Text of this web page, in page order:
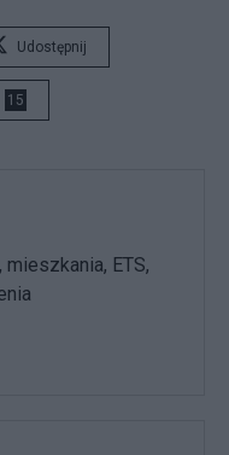
Udostępnij
15
ETS,